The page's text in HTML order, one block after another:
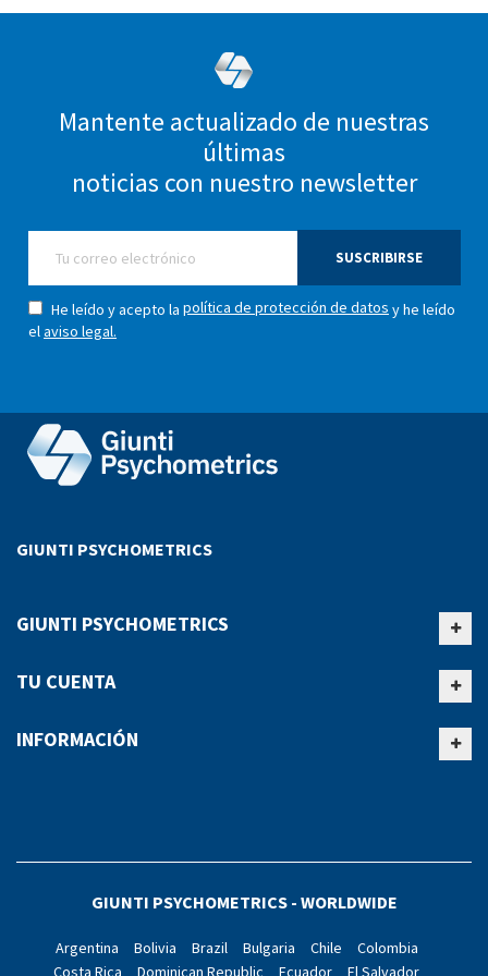
Mantente actualizado de nuestras
últimas
noticias con nuestro newsletter
SUSCRIBIRSE
He leído y acepto la política de protección de datos y he leído
elaviso legal.
GIUNTI PSYCHOMETRICS
GIUNTI PSYCHOMETRICS
TU CUENTA
INFORMACIÓN
GIUNTI PSYCHOMETRICS - WORLDWIDE
Argentina Bolivia Brazil Bulgaria Chile
Colombia
Costa Rica
Dominican Republic Ecuador El Salvador